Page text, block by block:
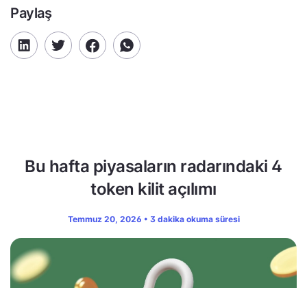
Paylaş
Bu hafta piyasaların radarındaki 4
token kilit açılımı
Temmuz 20, 2026 • 3 dakika okuma süresi